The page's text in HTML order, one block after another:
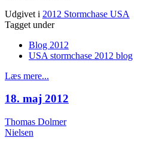
Udgivet i 2012 Stormchase USA
Tagget under
Blog 2012
USA stormchase 2012 blog
Læs mere...
18. maj 2012
Thomas Dolmer
Nielsen